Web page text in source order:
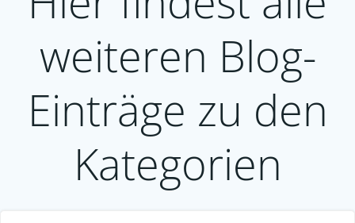
weiteren Blog-
Einträge zu den
Kategorien